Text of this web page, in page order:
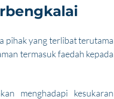
pihak yang terlibat terutama
termasuk faedah kepada
menghadapi kesukaran